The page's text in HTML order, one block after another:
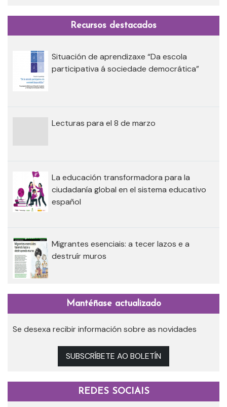
Recursos destacados
Situación de aprendizaxe “Da escola
participativa á sociedade democrática”
Lecturas para el 8 de marzo
La educación transformadora para la
ciudadanía global en el sistema educativo
español
Migrantes esenciais: a tecer lazos e a
destruír muros
Mantéñase actualizado
Se desexa recibir información sobre as novidades
SUBSCRÍBETE AO BOLETÍN
REDES SOCIAIS